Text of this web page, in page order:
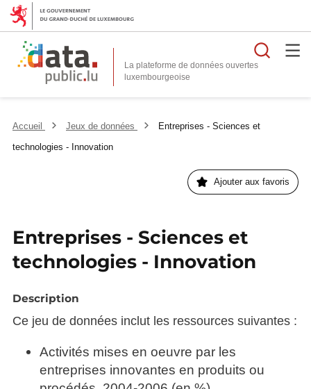
La plateforme de données ouvertes
Accueil Jeux de données
Entreprises - Sciences et
technologies - Innovation
Ajouter aux favoris
Entreprises - Sciences et
technologies - Innovation
Description
Ce jeu de données inclut les ressources suivantes :
Activités mises en oeuvre par les
entreprises innovantes en produits ou